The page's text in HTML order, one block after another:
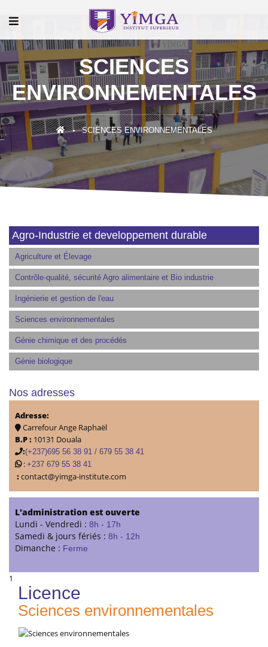
SCIENCES
ENVIRONNEMENTALES
SCIENCES ENVIRONNEMENTALES
Agro-Industrie et developpement durable
Agriculture et Élevage
Contrôle-qualité, sécurité Agro alimentaire et Bio industrie
Ingénierie et gestion de l'eau
Sciences environnementales
Génie chimique et des procédés
Génie biologique
Nos adresses
Adresse:
Carrefour Ange Raphaël
B.P : 10131 Douala
:(+237)695 56 38 91 / 679 55 38 41
: +237 679 55 38 41
:contact@yimga-institute.com
L'administration est ouverte
Lundi - Vendredi : 8h - 17h
Samedi & jours fériés : 8h - 12h
Dimanche : Ferme
1
Licence
Sciences environnementales